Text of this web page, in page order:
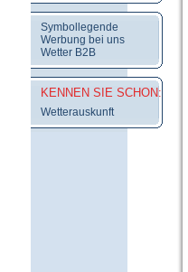
Symbollegende
Werbung bei uns
Wetter B2B
KENNEN SIE SCHON:
Wetterauskunft